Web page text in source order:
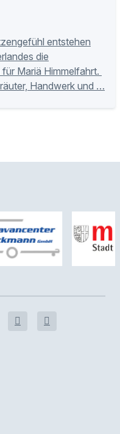
entstehen
die
Mariä Himmelfahrt.
Handwerk und …